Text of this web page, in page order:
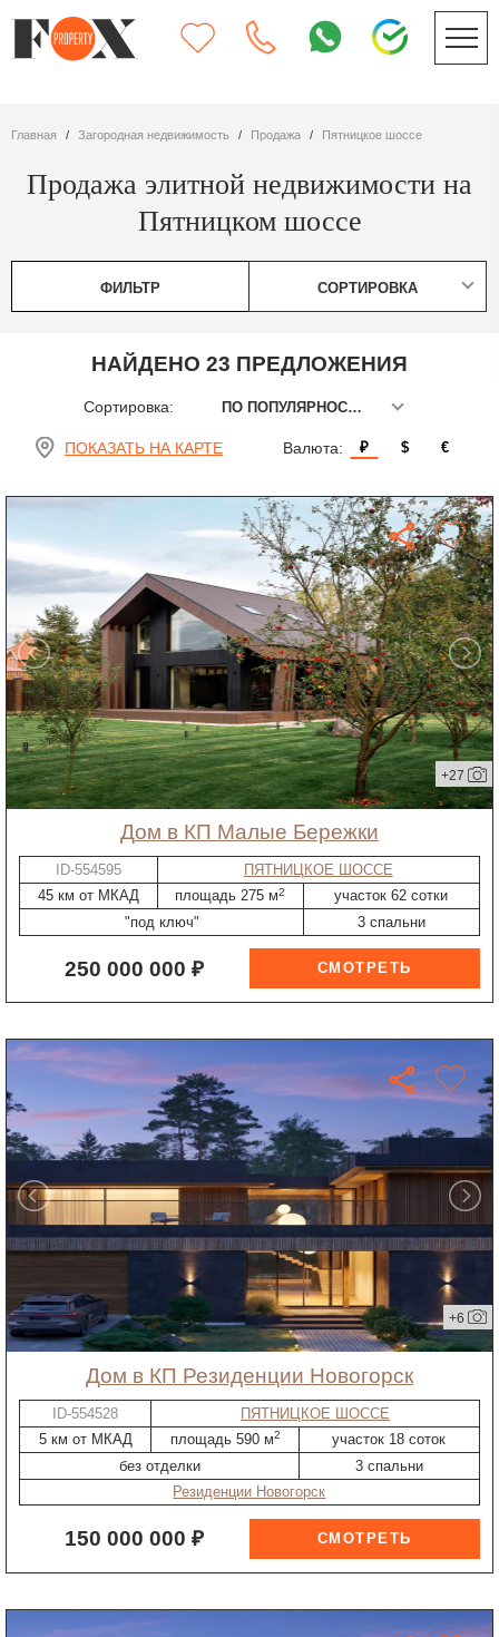
Главная Загородная недвижимость Продажа Пятницкое шоссе
Продажа элитной недвижимости на
Пятницком шоссе
ФИЛЬТР СОРТИРОВКА
НАЙДЕНО 23 ПРЕДЛОЖЕНИЯ
Сортировка: ПО ПОПУЛЯРНОСТИ
ПОКАЗАТЬ НА КАРТЕ Валюта: ₽ $ €
+27
дом в КП Малые Бережки
ID-554595
ПЯТНИЦКОЕ ШОССЕ
45 км от МКАД
площадь 275 м2
участок 62 сотки
"под ключ"
3 спальни
250 000 000 ₽
+6
дом в КП Резиденции Новогорск
ID-554528
ПЯТНИЦКОЕ ШОССЕ
5 км от МКАД
площадь 590 м2
участок 18 соток
без отделки
3 спальни
Резиденции Новогорск
150 000 000 ₽